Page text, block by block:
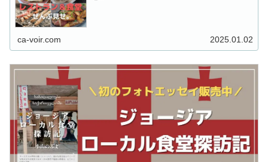
ca-voir.com 2025.01.02